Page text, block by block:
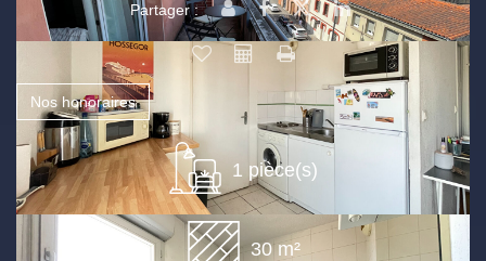
Partager :
Nos honoraires
1 pièce(s)
30 m²